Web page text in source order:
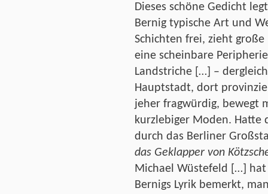
Dieses schöne Gedicht
Bernig typische Art und
Schichten frei, zieht
eine scheinbare
Landstriche […] –
Hauptstadt, dort
jeher fragwürdig, bewegt
kurzlebiger Moden. Hatte
durch das Berliner
das Geklapper von
Michael Wüstefeld […] hat
Bernigs Lyrik bemerkt,